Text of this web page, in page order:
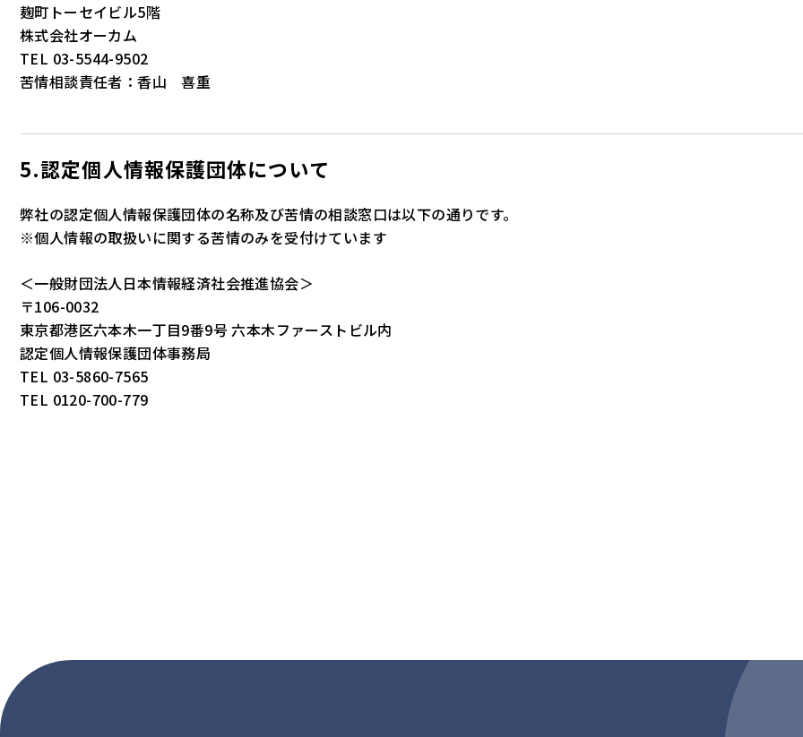
麹町トーセイビル5階
株式会社オーカム
TEL 03-5544-9502
苦情相談責任者：香山 喜重
5.認定個人情報保護団体について
弊社の認定個人情報保護団体の名称及び苦情の相談窓口は以下の通りです。
※個人情報の取扱いに関する苦情のみを受付けています
＜一般財団法人日本情報経済社会推進協会＞
〒106-0032
東京都港区六本木一丁目9番9号 六本木ファーストビル内
認定個人情報保護団体事務局
TEL 03-5860-7565
TEL 0120-700-779